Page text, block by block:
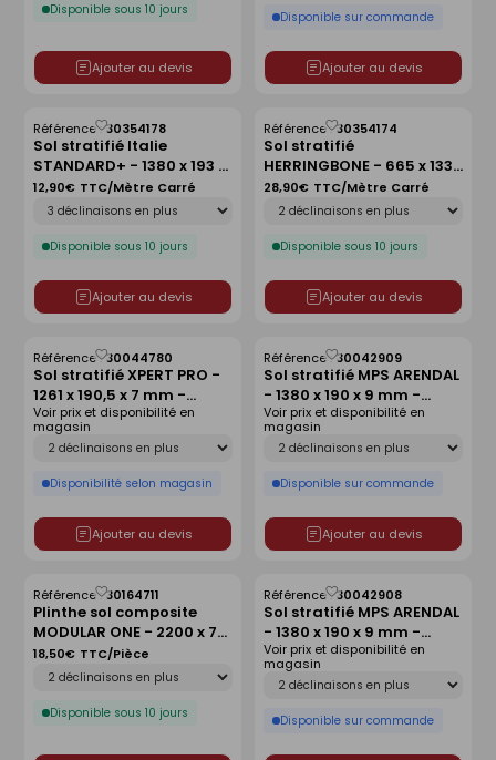
Disponible sous 10 jours
Ajouter au devis
Disponible sur commande
Ajouter au devis
Sol stratifié Italie
STANDARD+ - 1380 x 193 x
7 mm - chêne finlay brun
Référence :30354178
Disponible sous 10 jours
12,90€ TTC/Mètre Carré
Ajouter au devis
Enregistrer
comme
liste
Sol stratifié
HERRINGBONE - 665 x 133
x 8 mm - chêne metz
Référence :30354174
Disponible sous 10 jours
28,90€ TTC/Mètre Carré
Ajouter au devis
Enregistrer
comme
liste
Sol stratifié XPERT PRO -
1261 x 190,5 x 7 mm -
Chêne poivre blanc
Référence :30044780
Déclinaison
Disponibilité selon magasin
Voir prix et disponibilité en
magasin
Ajouter au devis
Enregistrer
comme
liste
Sol stratifié MPS ARENDAL
- 1380 x 190 x 9 mm -
chêne rive
Référence :30042909
Déclinaison
Disponible sur commande
Voir prix et disponibilité en
magasin
Ajouter au devis
Enregistrer
comme
liste
Plinthe sol composite
MODULAR ONE - 2200 x 70
x 16,5 mm - chêne spirit
naturel
Référence :30164711
Disponible sous 10 jours
18,50€ TTC/Pièce
Enregistrer
comme
liste
Sol stratifié MPS ARENDAL
- 1380 x 190 x 9 mm -
chêne gris vintage
Référence :30042908
Déclinaison
Disponible sur commande
Voir prix et disponibilité en
magasin
Enregistrer
comme
liste